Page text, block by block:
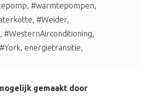
, #warmtepompen,
, #Weider,
, #WesternAirconditioning,
#York, energietransitie,
gemaakt door